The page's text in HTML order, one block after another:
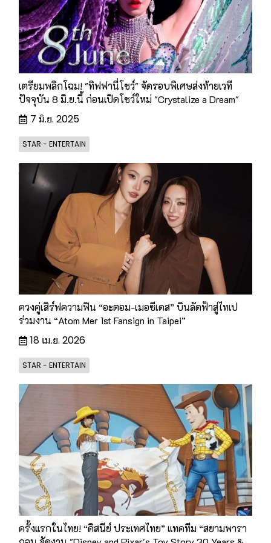
เตรียมพลิกโฉม! "ทิฟฟานี่โชว์" จัดรอบพิเศษส่งท้ายเวที
ปัจจุบัน 8 มิ.ย.นี้ ก่อนเปิดโชว์ใหม่ "Crystalize a Dream"
7 มิ.ย. 2025
STAR - ENTERTAIN
ควงคู่เสิร์ฟความฟิน “อะตอม-เมอซีเดส” บินลัดฟ้าสู่ไทเป
ร่วมงาน “Atom Mer 1st Fansign in Taipei”
18 เม.ย. 2026
STAR - ENTERTAIN
ครั้งแรกในไทย! “ดิสนีย์ ประเทศไทย” แทคทีม “สยามพารา